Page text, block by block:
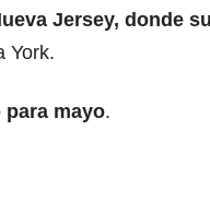
Jersey, donde
York.
mayo.